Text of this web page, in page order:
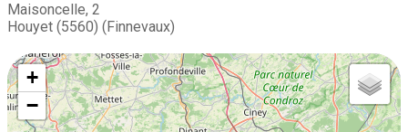
Maisoncelle, 2
Houyet (5560) (Finnevaux)
+
−